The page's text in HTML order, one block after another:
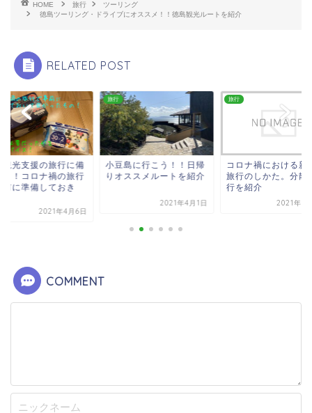
HOME 旅行
ツーリング
徳島ツーリング・ドライブにオススメ！！徳島観光ルートを紹介
RELATED POST
観光支援の旅行に備
う！コロナ禍の旅行
前に準備しておき
2021年4月6日
旅行
小豆島に行こう！！日帰
りオススメルートを紹介
2021年4月1日
旅行
コロナ禍における新
旅行のしかた。分散
行を紹介
2021年3
COMMENT